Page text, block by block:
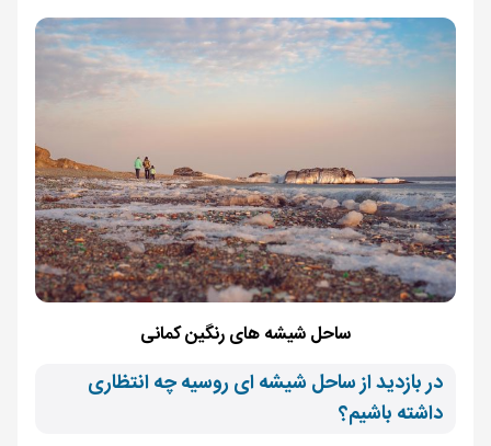
ساحل شیشه های رنگین کمانی
در بازدید از ساحل شیشه‌ ای روسیه چه انتظاری
داشته باشیم؟